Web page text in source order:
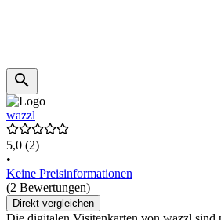
wazzl
5,0 (2)
•
Keine Preisinformationen
(2 Bewertungen)
Direkt vergleichen